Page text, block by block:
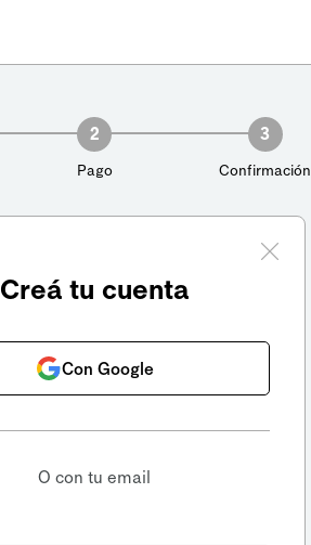
2
Pago
3
Confirmación
Creá tu cuenta
Con Google
O con tu email